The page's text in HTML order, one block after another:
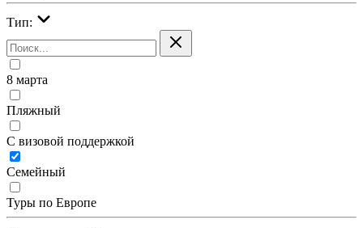
Тип:
8 марта
Пляжный
С визовой поддержкой
Семейный
Туры по Европе